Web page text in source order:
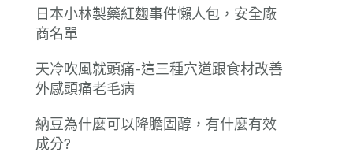
日本小林製藥紅麴事件懶人包，安全廠
商名單
天冷吹風就頭痛-這三種穴道跟食材改善
外感頭痛老毛病
納豆為什麼可以降膽固醇，有什麼有效
成分?